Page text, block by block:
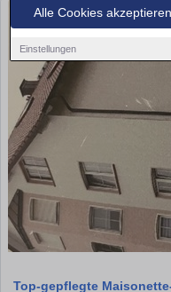
Alle Cookies akzeptieren
Einstellungen
Top-gepflegte